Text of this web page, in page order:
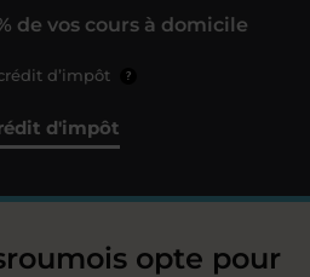
de vos cours à domicile
d’impôt ?
d'impôt
opte pour